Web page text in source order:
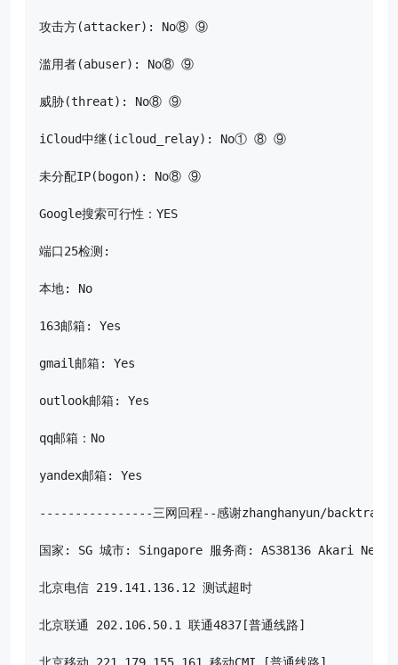
攻击方(attacker): No⑧ ⑨
滥用者(abuser): No⑧ ⑨
威胁(threat): No⑧ ⑨
iCloud中继(icloud_relay): No① ⑧ ⑨
未分配IP(bogon): No⑧ ⑨
Google搜索可行性：YES
端口25检测:
本地: No
163邮箱: Yes
gmail邮箱: Yes
outlook邮箱: Yes
qq邮箱：No
yandex邮箱: Yes
----------------三网回程--感谢zhanghanyun/
国家: SG 城市: Singapore 服务商: AS38136 Akari
北京电信 219.141.136.12 测试超时
北京联通 202.106.50.1 联通4837[普通线路]
北京移动 221.179.155.161 移动CMI [普通线路]